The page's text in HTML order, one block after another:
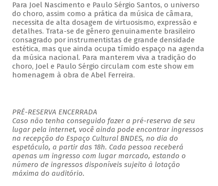
Para Joel Nascimento e Paulo Sérgio Santos, o universo
do choro, assim como a prática da música de câmara,
necessita de alta dosagem de virtuosismo, expressão e
detalhes. Trata-se de gênero genuinamente brasileiro
consagrado por instrumentistas de grande densidade
estética, mas que ainda ocupa tímido espaço na agenda
da música nacional. Para manterem viva a tradição do
choro, Joel e Paulo Sérgio circulam com este show em
homenagem à obra de Abel Ferreira.
PRÉ-RESERVA ENCERRADA
Caso não tenha conseguido fazer a pré-reserva de seu
lugar pela internet, você ainda pode encontrar ingressos
na recepção do Espaço Cultural BNDES, no dia do
espetáculo, a partir das 18h. Cada pessoa receberá
apenas um ingresso com lugar marcado, estando o
número de ingressos disponíveis sujeito à lotação
máxima do auditório.